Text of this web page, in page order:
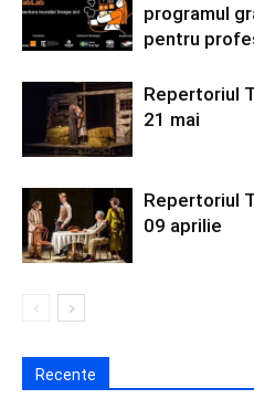
programul
pentru
Repertoriul
21 mai
Repertoriul
09 aprilie
Recente